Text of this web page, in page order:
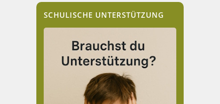
SCHULISCHE UNTERSTÜTZUNG